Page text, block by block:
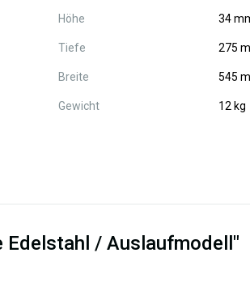
Höhe 34
Tiefe 275
Breite 545
Gewicht 12 kg
Edelstahl / Auslaufmodell"